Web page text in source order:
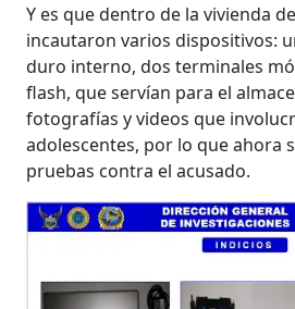
Y es que dentro de la vivienda
incautaron varios dispositivos:
duro interno, dos terminales
flash, que servían para el
fotografías y videos que
adolescentes, por lo que ahora
pruebas contra el acusado.